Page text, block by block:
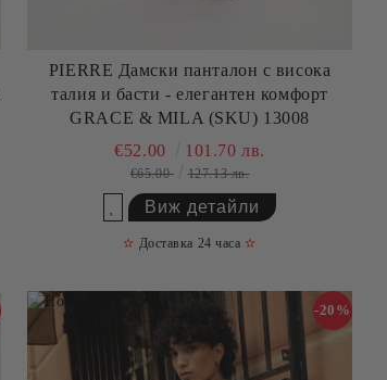
PIERRE Дамски панталон с висока
талия и басти - елегантен комфорт
GRACE & MILA (SKU) 13008
€52.00 101.70 лв.
€65.00 127.13 лв.
Виж детайли
✫ Доставка 24 часа ✫
-20%